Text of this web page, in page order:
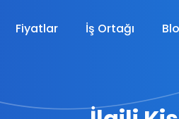
Fiyatlar İş Ortağı